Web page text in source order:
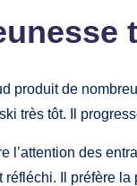
produit de
très tôt. Il
l’attention des
réfléchi. Il préfère